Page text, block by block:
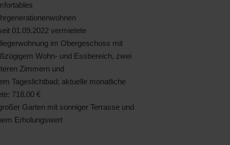
01.09.2022 vermietete
im Obergeschoss mit
Wohn- und Essbereich, zwei
Zimmern und
Tageslichtbad; aktuelle monatliche
718,00 €
Garten mit sonniger Terrasse und
Erholungswert